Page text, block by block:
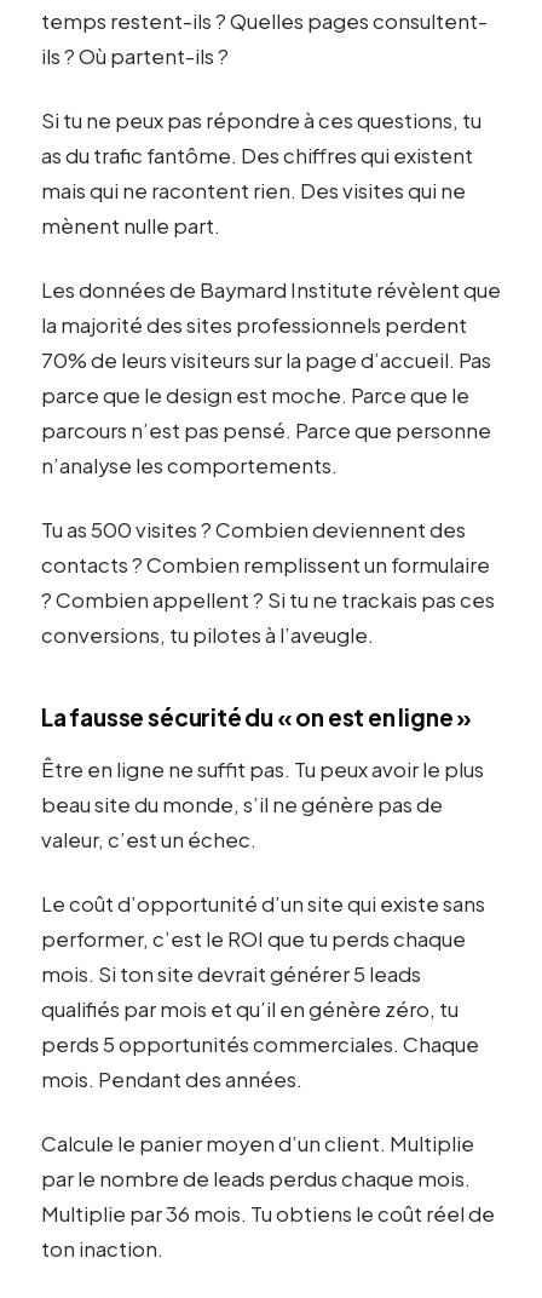
temps restent-ils ? Quelles pages consultent-
ils ? Où partent-ils ?
Si tu ne peux pas répondre à ces questions, tu
as du trafic fantôme. Des chiffres qui existent
mais qui ne racontent rien. Des visites qui ne
mènent nulle part.
Les données de Baymard Institute révèlent que
la majorité des sites professionnels perdent
70% de leurs visiteurs sur la page d’accueil. Pas
parce que le design est moche. Parce que le
parcours n’est pas pensé. Parce que personne
n’analyse les comportements.
Tu as 500 visites ? Combien deviennent des
contacts ? Combien remplissent un formulaire
? Combien appellent ? Si tu ne trackais pas ces
conversions, tu pilotes à l’aveugle.
La fausse sécurité du « on est en ligne »
Être en ligne ne suffit pas. Tu peux avoir le plus
beau site du monde, s’il ne génère pas de
valeur, c’est un échec.
Le coût d’opportunité d’un site qui existe sans
performer, c’est le ROI que tu perds chaque
mois. Si ton site devrait générer 5 leads
qualifiés par mois et qu’il en génère zéro, tu
perds 5 opportunités commerciales. Chaque
mois. Pendant des années.
Calcule le panier moyen d’un client. Multiplie
par le nombre de leads perdus chaque mois.
Multiplie par 36 mois. Tu obtiens le coût réel de
ton inaction.